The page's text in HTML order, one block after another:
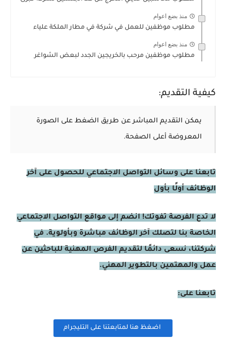
منذ بضع اعوام
مطلوب موظفين للعمل في شركة في مطار الملكة علياء
منذ بضع اعوام
مطلوب موظفين مرحب بالخريجين الجدد لبعض الشواغر
كيفية التقديم:
يمكن التقديم المباشر عن طريق الضغط على الصورة
المعروضة أعلى الصفحة.
تابعنا على وسائل التواصل الاجتماعي للحصول على آخر
الوظائف أولًا بأول
لا تدع الفرصة تفوتك! انضم إلى مواقع التواصل الاجتماعي
الخاصة بنا لتصلك آخر الوظائف مباشرة وبأولوية. في
شركتنا، نسعى دائمًا لتقديم الفرص المهنية للباحثين عن
عمل والمهتمين بالتطوير المهني.
تابعنا على:
اضغظ هنا لمتابعتنا على التليجرام